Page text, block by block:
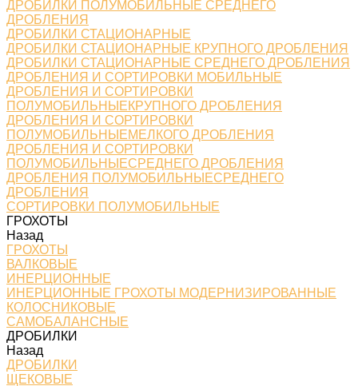
ДРОБИЛКИ ПОЛУМОБИЛЬНЫЕ СРЕДНЕГО
ДРОБЛЕНИЯ
ДРОБИЛКИ СТАЦИОНАРНЫЕ
ДРОБИЛКИ СТАЦИОНАРНЫЕ КРУПНОГО ДРОБЛЕНИЯ
ДРОБИЛКИ СТАЦИОНАРНЫЕ СРЕДНЕГО ДРОБЛЕНИЯ
ДРОБЛЕНИЯ И СОРТИРОВКИ МОБИЛЬНЫЕ
ДРОБЛЕНИЯ И СОРТИРОВКИ
ПОЛУМОБИЛЬНЫЕКРУПНОГО ДРОБЛЕНИЯ
ДРОБЛЕНИЯ И СОРТИРОВКИ
ПОЛУМОБИЛЬНЫЕМЕЛКОГО ДРОБЛЕНИЯ
ДРОБЛЕНИЯ И СОРТИРОВКИ
ПОЛУМОБИЛЬНЫЕСРЕДНЕГО ДРОБЛЕНИЯ
ДРОБЛЕНИЯ ПОЛУМОБИЛЬНЫЕСРЕДНЕГО
ДРОБЛЕНИЯ
СОРТИРОВКИ ПОЛУМОБИЛЬНЫЕ
ГРОХОТЫ
Назад
ГРОХОТЫ
ВАЛКОВЫЕ
ИНЕРЦИОННЫЕ
ИНЕРЦИОННЫЕ ГРОХОТЫ МОДЕРНИЗИРОВАННЫЕ
КОЛОСНИКОВЫЕ
САМОБАЛАНСНЫЕ
ДРОБИЛКИ
Назад
ДРОБИЛКИ
ЩЕКОВЫЕ